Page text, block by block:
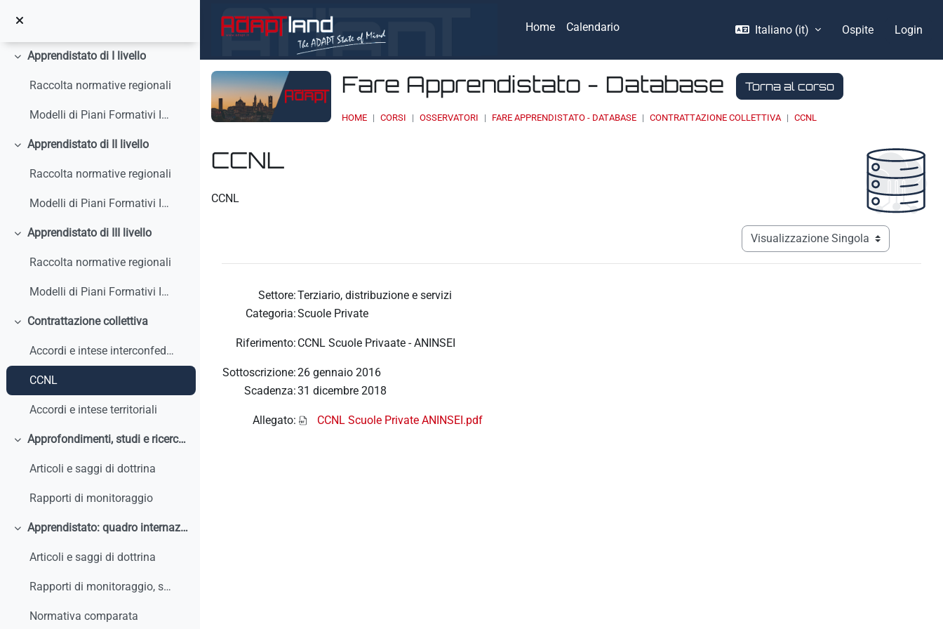
Home Calendario Italiano ‎(it)‎ Ospite Login
Minimizza
Apprendistato di I livello
Raccolta normative regionali
Modelli di Piani Formativi Individuali
Minimizza
Apprendistato di II livello
Raccolta normative regionali
Modelli di Piani Formativi Individuali
Minimizza
Apprendistato di III livello
Raccolta normative regionali
Modelli di Piani Formativi Individuali
Minimizza
Contrattazione collettiva
Accordi e intese interconfederali
CCNL
Accordi e intese territoriali
Minimizza
Approfondimenti, studi e ricerche
Articoli e saggi di dottrina
Rapporti di monitoraggio
Minimizza
Apprendistato: quadro internazionale e comparato
Articoli e saggi di dottrina
Rapporti di monitoraggio, studi, ricerche, report internazionali
Normativa comparata
Fare Apprendistato - Database Torna al corso
HOME CORSI OSSERVATORI FARE APPRENDISTATO - DATABASE CONTRATTAZIONE COLLETTIVA CCNL
CCNL
CCNL
Navigazione terziaria modalità
Settore:Terziario, distribuzione e servizi
Categoria:Scuole Private
Riferimento: CCNL Scuole Privaate - ANINSEI
Sottoscrizione:26 gennaio 2016
Scadenza:31 dicembre 2018
Allegato: CCNL Scuole Private ANINSEI.pdf